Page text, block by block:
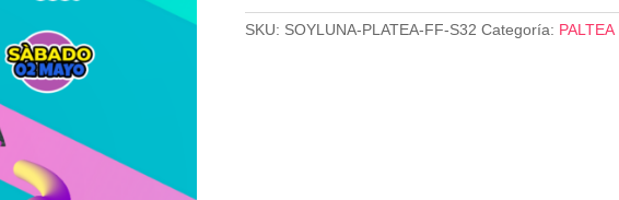
SKU: SOYLUNA-PLATEA-FF-S32 Categoría: PALTEA